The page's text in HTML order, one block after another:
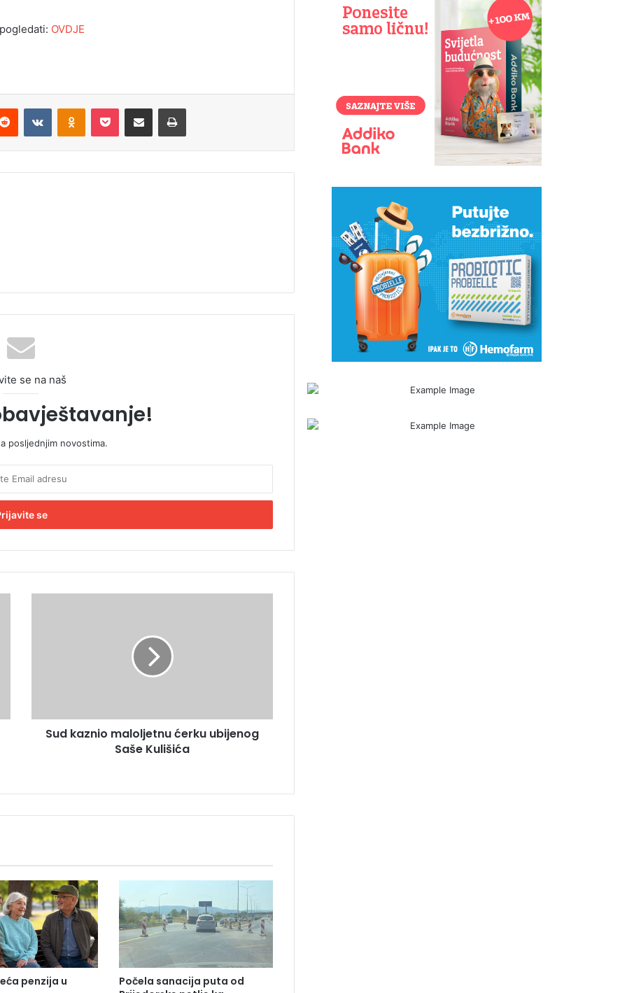
OVDJE
se na naš
posljednjim novostima.
o
l
u
ć
e
r
k
u
u
b
i
Sud kaznio maloljetnu ćerku ubijenog
Saše Kulišića
penzija u
Počela sanacija puta od